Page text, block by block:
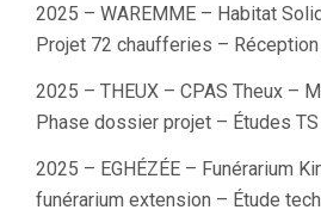
2025 – WAREMME – Habitat
Projet 72 chaufferies –
2025 – THEUX – CPAS Theux –
Phase dossier projet – Études TS
2025 – EGHÉZÉE – Funérarium
funérarium extension – Étude